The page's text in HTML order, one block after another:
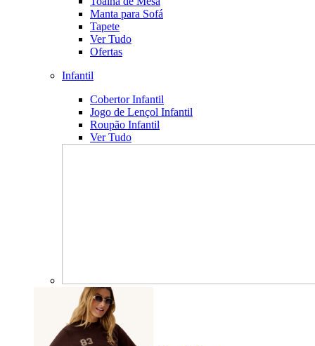
Manta para Sofá
Tapete
Ver Tudo
Ofertas
Infantil
Cobertor Infantil
Jogo de Lençol Infantil
Roupão Infantil
Ver Tudo